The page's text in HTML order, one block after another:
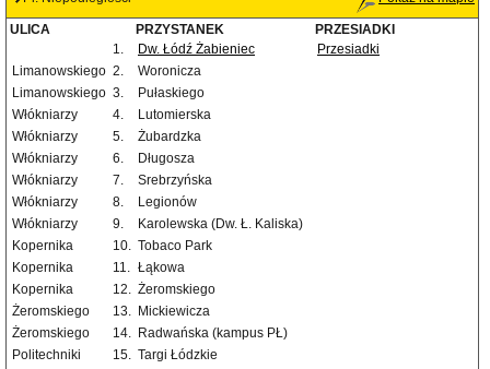
ULICA PRZYSTANEK
PRZESIADKI
1.
Dw. Łódź Żabieniec
Przesiadki
Limanowskiego 2.
Woronicza
Limanowskiego 3.
Pułaskiego
Włókniarzy
4.
Lutomierska
Włókniarzy
5.
Żubardzka
Włókniarzy
6.
Długosza
Włókniarzy
7.
Srebrzyńska
Włókniarzy
8.
Legionów
Włókniarzy
9.
Karolewska (Dw. Ł. Kaliska)
Kopernika
10. Tobaco Park
Kopernika
11. Łąkowa
Kopernika
12. Żeromskiego
Żeromskiego
13. Mickiewicza
Żeromskiego
14. Radwańska (kampus PŁ)
Politechniki
15. Targi Łódzkie